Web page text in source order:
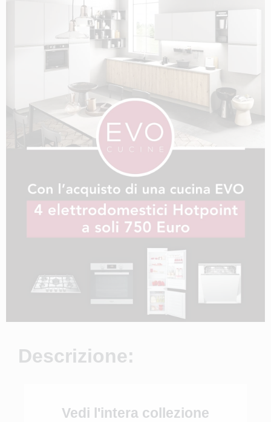
Descrizione:
Vedi l'intera collezione